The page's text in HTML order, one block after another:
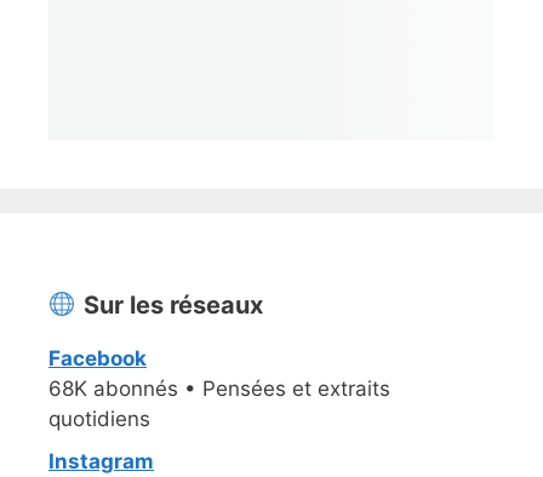
Sur les réseaux
Facebook
68K abonnés • Pensées et extraits
quotidiens
Instagram